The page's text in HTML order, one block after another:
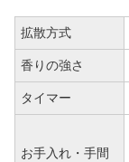
拡散方式
香りの強さ
タイマー
お手入れ・手間